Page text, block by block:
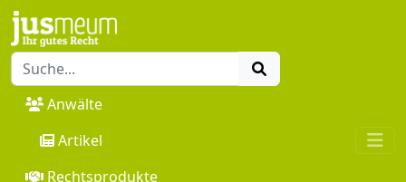
Anwälte
Artikel
Rechtsprodukte